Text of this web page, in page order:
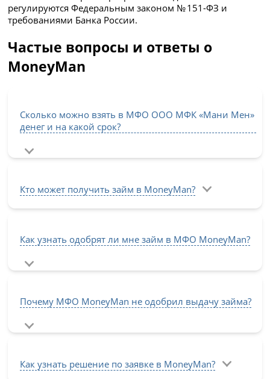
регулируются Федеральным законом № 151-ФЗ и
требованиями Банка России.
Частые вопросы и ответы о
MoneyMan
Сколько можно взять в МФО ООО МФК «Мани Мен»
денег и на какой срок?
Кто может получить займ в MoneyMan?
Как узнать одобрят ли мне займ в МФО MoneyMan?
Почему МФО MoneyMan не одобрил выдачу займа?
Как узнать решение по заявке в MoneyMan?